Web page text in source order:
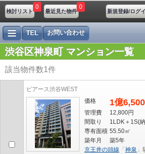
検討リスト
0
最近見た物件
0
新規登録/ログ
TEL お問い合わせ
渋谷区神泉町 マンション一覧
該当物件数1件
ピアース渋谷WEST
価格
1億
管理費
12,800円
間取り
1LDK＋1S(
専有面積 55.50㎡
築年月
築5年
京王井の頭線 「 神泉